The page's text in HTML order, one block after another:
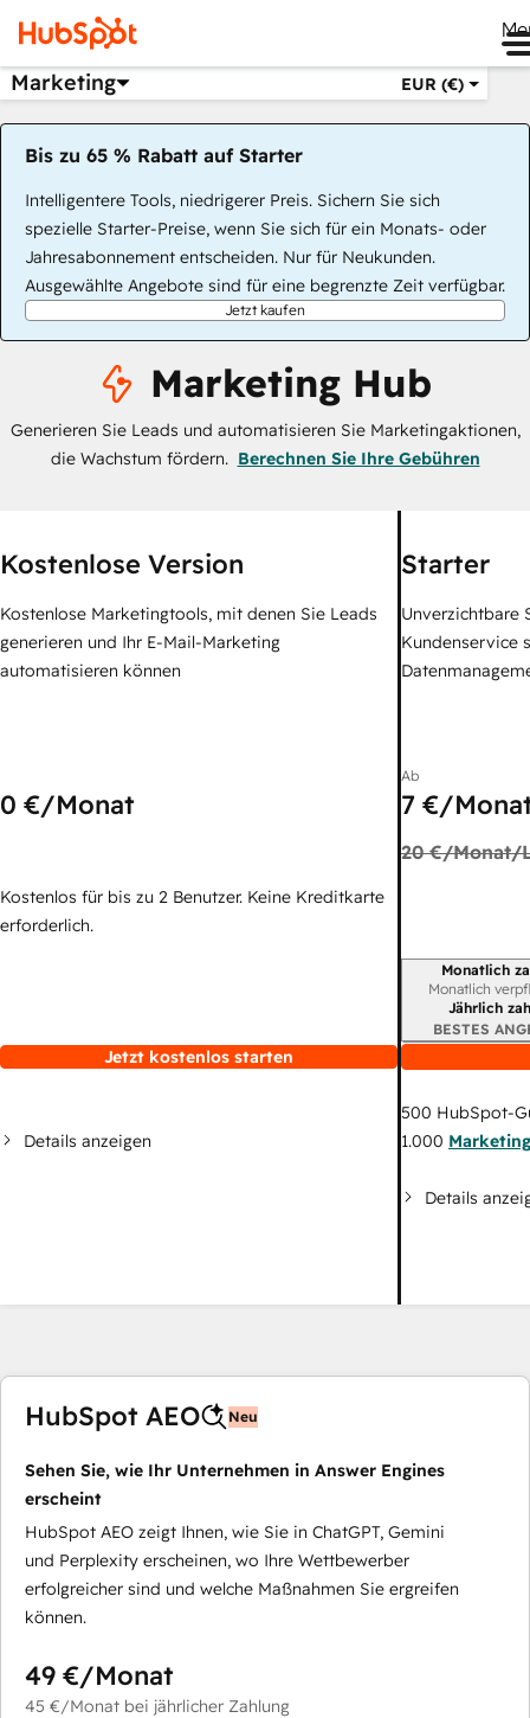
Marketing EUR (€)
Bis zu 65 % Rabatt auf Starter
Intelligentere Tools, niedrigerer Preis. Sichern Sie sich
spezielle Starter-Preise, wenn Sie sich für ein Monats- oder
Jahresabonnement entscheiden. Nur für Neukunden.
Ausgewählte Angebote sind für eine begrenzte Zeit verfügbar.
Jetzt kaufen
Marketing Hub
Generieren Sie Leads und automatisieren Sie Marketingaktionen,
die Wachstum fördern. Berechnen Sie Ihre Gebühren
Kostenlose Version
Kostenlose Marketingtools, mit denen Sie Leads
generieren und Ihr E-Mail-Marketing
automatisieren können
0 €/Monat
Kostenlos für bis zu 2 Benutzer. Keine Kreditkarte
erforderlich.
Jetzt kostenlos starten
Details anzeigen
Starter
Unverzichtbare
Kundenservice
Ab
7 €/
20 €/Monat/
Monatlich
Monatlich
Jährlich
BESTES
500 HubSpot-
1.000
Details
HubSpot AEO Neu
Sehen Sie, wie Ihr Unternehmen in Answer Engines
erscheint
HubSpot AEO zeigt Ihnen, wie Sie in ChatGPT, Gemini
und Perplexity erscheinen, wo Ihre Wettbewerber
erfolgreicher sind und welche Maßnahmen Sie ergreifen
können.
49 €/Monat
45 €/Monat bei jährlicher Zahlung